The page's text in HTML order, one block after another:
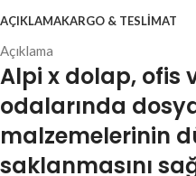
AÇIKLAMAKARGO & TESLIMAT
Açıklama
Alpi x dolap, ofis
odalarında
malzemelerinin
saklanmasını